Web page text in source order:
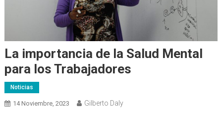
La importancia de la Salud Mental
para los Trabajadores
Noticias
14 Noviembre, 2023 Gilberto Daly